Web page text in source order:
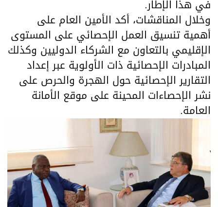
في هذا الإطار.
وخلال المناقشات، أكد الأمين العام على
أهمية تنسيق العمل الإحصائي على المستوى
الإقليمي بالتعاون مع الشركاء الدوليين وكذلك
المبادرات الإحصائية ذات الأولوية عبر إعداد
التقارير الإحصائية حول الهجرة والحرص على
نشر الإحصاءات المحينة على موقع الأمانة
العامة.